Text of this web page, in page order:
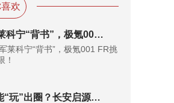
欢
F1世界冠军莱科宁“背书”，极氪001 FR挑战电车性能上限！
莱科宁“背书”，极氪001 FR挑
！
谁说跨界不能“玩”出圈？长安启源Q07和骆驼玩在一起了！